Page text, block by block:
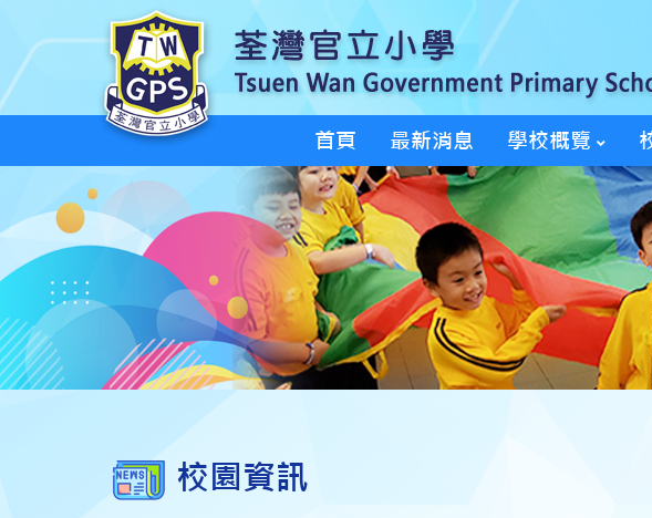
首頁 最新消息 學校概覽
校園資訊